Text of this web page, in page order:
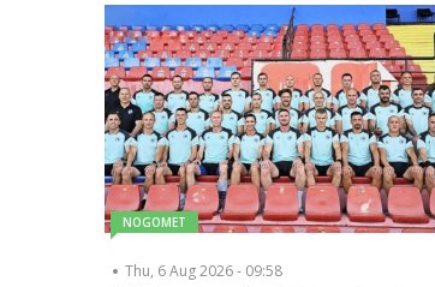
NOGOMET
Thu, 6 Aug 2026 - 09:58